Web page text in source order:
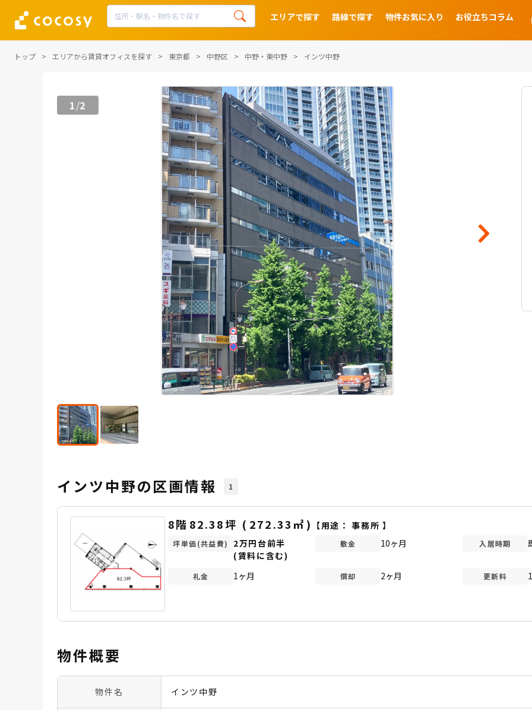
エリアで探す 路線で探す 物件お気に入り お役立ちコラム
トップ エリアから賃貸オフィスを探す 東京都 中野区 中野・東中野 インツ中野
1/2
インツ中野の区画情報 1
8階 82.38坪 ( 272.33 ㎡ ) 【用途：事務所 】
坪単価(共益費)
2万円台前半
(賃料に含む)
敷金 10ヶ月 入居時期
礼金 1ヶ月 償却 2ヶ月 更新料
物件概要
物件名 インツ中野